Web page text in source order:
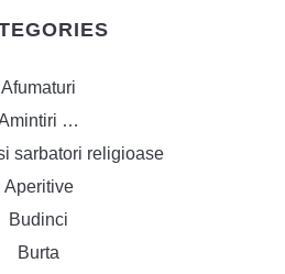
Afumaturi
…
sarbatori religioase
Aperitive
Budinci
Burta